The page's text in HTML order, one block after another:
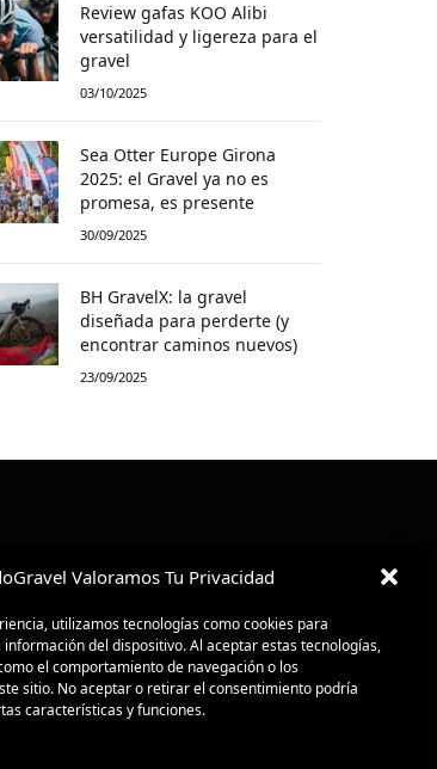
Valoramos Tu Privacidad
utilizamos tecnologías como cookies para
del dispositivo. Al aceptar estas tecnologías,
el comportamiento de navegación o los
sitio. No aceptar o retirar el consentimiento podría
características y funciones.
Review gafas KOO Alibi
versatilidad y ligereza para el
gravel
03/10/2025
Sea Otter Europe Girona
2025: el Gravel ya no es
promesa, es presente
30/09/2025
BH GravelX: la gravel
diseñada para perderte (y
encontrar caminos nuevos)
23/09/2025